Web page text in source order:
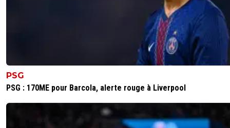
PSG
PSG : 170ME pour Barcola, alerte rouge à Liverpool